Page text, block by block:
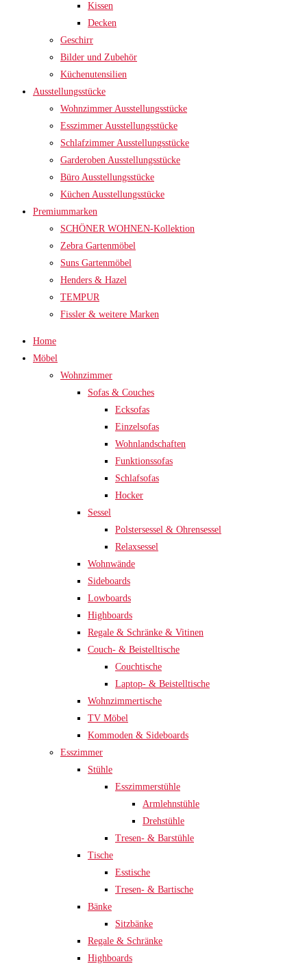
Kissen
Decken
Geschirr
Bilder und Zubehör
Küchenutensilien
Ausstellungsstücke
Wohnzimmer Ausstellungsstücke
Esszimmer Ausstellungsstücke
Schlafzimmer Ausstellungsstücke
Garderoben Ausstellungsstücke
Büro Ausstellungsstücke
Küchen Ausstellungsstücke
Premiummarken
SCHÖNER WOHNEN-Kollektion
Zebra Gartenmöbel
Suns Gartenmöbel
Henders & Hazel
TEMPUR
Fissler & weitere Marken
Home
Möbel
Wohnzimmer
Sofas & Couches
Ecksofas
Einzelsofas
Wohnlandschaften
Funktionssofas
Schlafsofas
Hocker
Sessel
Polstersessel & Ohrensessel
Relaxsessel
Wohnwände
Sideboards
Lowboards
Highboards
Regale & Schränke & Vitinen
Couch- & Beistelltische
Couchtische
Laptop- & Beistelltische
Wohnzimmertische
TV Möbel
Kommoden & Sideboards
Esszimmer
Stühle
Esszimmerstühle
Armlehnstühle
Drehstühle
Tresen- & Barstühle
Tische
Esstische
Tresen- & Bartische
Bänke
Sitzbänke
Regale & Schränke
Highboards